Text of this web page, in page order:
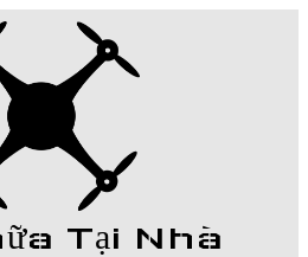
Tại Nhà